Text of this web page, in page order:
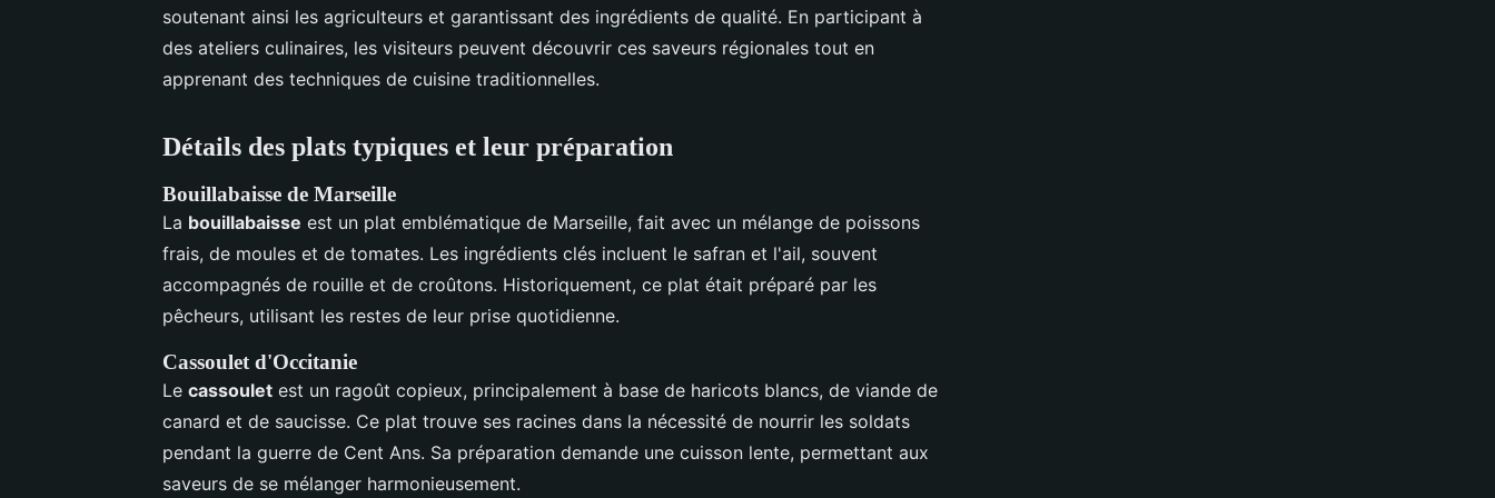
soutenant ainsi les agriculteurs et garantissant des ingrédients de qualité. En participant à
des ateliers culinaires, les visiteurs peuvent découvrir ces saveurs régionales tout en
apprenant des techniques de cuisine traditionnelles.
Détails des plats typiques et leur préparation
Bouillabaisse de Marseille
La bouillabaisse est un plat emblématique de Marseille, fait avec un mélange de poissons
frais, de moules et de tomates. Les ingrédients clés incluent le safran et l'ail, souvent
accompagnés de rouille et de croûtons. Historiquement, ce plat était préparé par les
pêcheurs, utilisant les restes de leur prise quotidienne.
Cassoulet d'Occitanie
Le cassoulet est un ragoût copieux, principalement à base de haricots blancs, de viande de
canard et de saucisse. Ce plat trouve ses racines dans la nécessité de nourrir les soldats
pendant la guerre de Cent Ans. Sa préparation demande une cuisson lente, permettant aux
saveurs de se mélanger harmonieusement.